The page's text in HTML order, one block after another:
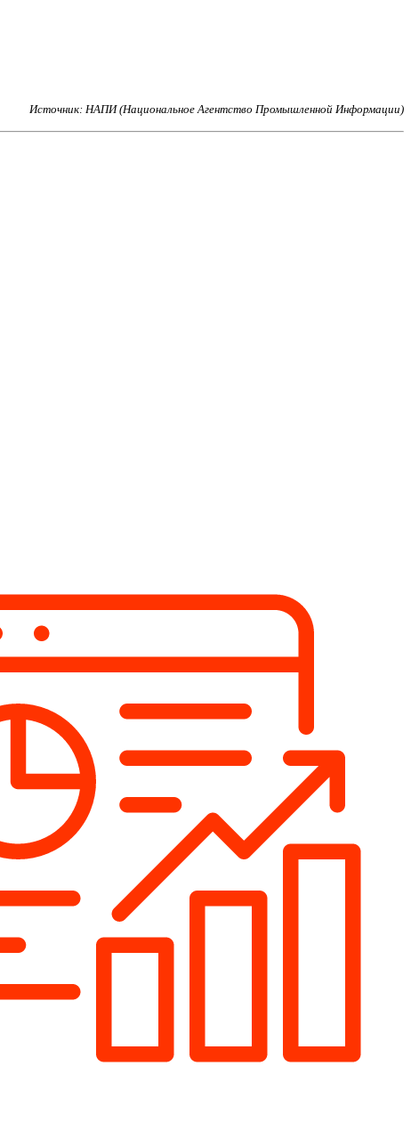
Источник: НАПИ (Национальное Агентство Промышленной Информации)